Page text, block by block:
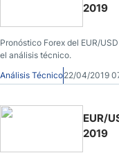
2019
Pronóstico Forex del EUR/
el análisis técnico.
Análisis Técnico22/04/2019
EUR/
2019